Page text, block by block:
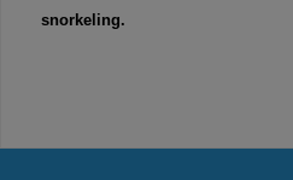
snorkeling.